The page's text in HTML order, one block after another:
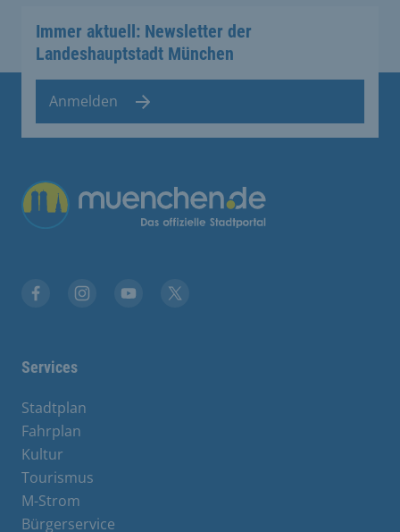
Immer aktuell: Newsletter der
Landeshauptstadt München
Anmelden
Übergreifende Links
Services
Stadtplan
Fahrplan
Kultur
Tourismus
M-Strom
Bürgerservice